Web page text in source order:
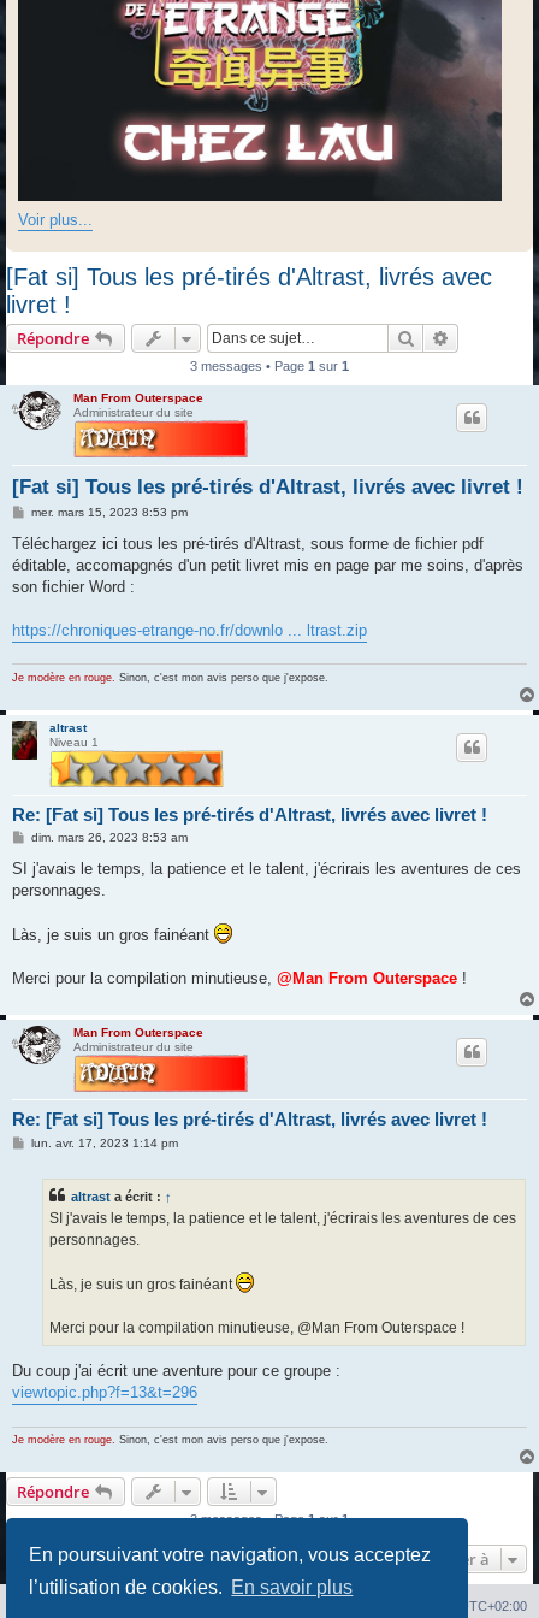
En poursuivant votre navigation, vous acceptez
l’utilisation de cookies. En savoir plus
Voir plus...
[Fat si] Tous les pré-tirés d'Altrast, livrés avec
livret !
Répondre RechercherRecherche
3 messages • Page 1 sur 1
Man From Outerspace
Administrateur du site
[Fat si] Tous les pré-tirés d'Altrast, livrés avec livret !
M
s
a
g
mer. mars 15, 2023 8:53 pm
Téléchargez ici tous les pré-tirés d'Altrast, sous forme de fichier pdf
éditable, accomapgnés d'un petit livret mis en page par me soins, d'après
son fichier Word :
https://chroniques-etrange-no.fr/downlo ... ltrast.zip
Je modère en rouge. Sinon, c'est mon avis perso que j'expose.
altrast
Niveau 1
Re: [Fat si] Tous les pré-tirés d'Altrast, livrés avec livret !
M
s
s
a
dim. mars 26, 2023 8:53 am
SI j'avais le temps, la patience et le talent, j'écrirais les aventures de ces
personnages.
Làs, je suis un gros fainéant
Merci pour la compilation minutieuse, @Man From Outerspace !
Man From Outerspace
Administrateur du site
Re: [Fat si] Tous les pré-tirés d'Altrast, livrés avec livret !
Mlun. avr. 17, 2023 1:14 pm
altrast a écrit : ↑
SI j'avais le temps, la patience et le talent, j'écrirais les aventures de ces
personnages.
Làs, je suis un gros fainéant
Merci pour la compilation minutieuse, @Man From Outerspace !
Du coup j'ai écrit une aventure pour ce groupe :
viewtopic.php?f=13&t=296
Je modère en rouge. Sinon, c'est mon avis perso que j'expose.
Répondre
3 messages • Page1sur1
Aller à
UTC+02:00